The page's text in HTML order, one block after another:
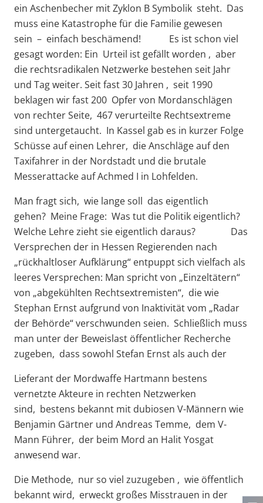
ein Aschenbecher mit Zyklon B Symbolik steht. Das
muss eine Katastrophe für die Familie gewesen
sein – einfach beschämend! Es ist schon viel
gesagt worden: Ein Urteil ist gefällt worden , aber
die rechtsradikalen Netzwerke bestehen seit Jahr
und Tag weiter. Seit fast 30 Jahren , seit 1990
beklagen wir fast 200 Opfer von Mordanschlägen
von rechter Seite, 467 verurteilte Rechtsextreme
sind untergetaucht. In Kassel gab es in kurzer Folge
Schüsse auf einen Lehrer, die Anschläge auf den
Taxifahrer in der Nordstadt und die brutale
Messerattacke auf Achmed I in Lohfelden.
Man fragt sich, wie lange soll das eigentlich
gehen? Meine Frage: Was tut die Politik eigentlich?
Welche Lehre zieht sie eigentlich daraus? Das
Versprechen der in Hessen Regierenden nach
„rückhaltloser Aufklärung“ entpuppt sich vielfach als
leeres Versprechen: Man spricht von „Einzeltätern“
von „abgekühlten Rechtsextremisten“, die wie
Stephan Ernst aufgrund von Inaktivität vom „Radar
der Behörde“ verschwunden seien. Schließlich muss
man unter der Beweislast öffentlicher Recherche
zugeben, dass sowohl Stefan Ernst als auch der
Lieferant der Mordwaffe Hartmann bestens
vernetzte Akteure in rechten Netzwerken
sind, bestens bekannt mit dubiosen V-Männern wie
Benjamin Gärtner und Andreas Temme, dem V-
Mann Führer, der beim Mord an Halit Yosgat
anwesend war.
Die Methode, nur so viel zuzugeben , wie öffentlich
bekannt wird, erweckt großes Misstrauen in der